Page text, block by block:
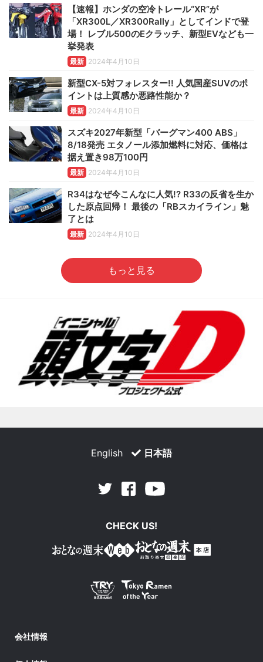
【速報】ホンダの空冷トレール“XR”が
「XR300L／XR300Rally」としてインドで登
場！ レブル500のEクラッチ、新型EVなども一
挙発表
最新 2024年4月10日
新型CX-5対フォレスター!! 人気国産SUVのポ
イントは上質感か悪路性能か？
最新 2024年4月10日
スズキ2027年新型「バーグマン400 ABS」
8/18発売 エタノール添加燃料に対応、価格は
据え置き98万100円
最新 2024年4月10日
R34はなぜ今こんなに人気!? R33の反省を生か
した原点回帰！ 最後の「RBスカイライン」魅
了とは
最新 2024年4月10日
もっと見る
English 日本語
Twitter Facebook
CHECK US!
会社情報